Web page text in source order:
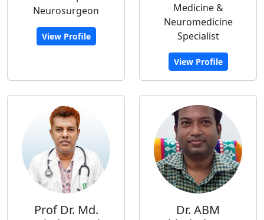
Neurosurgeon
View Profile
Medicine &
Neuromedicine
Specialist
View Profile
Prof Dr. Md.
Dr. ABM